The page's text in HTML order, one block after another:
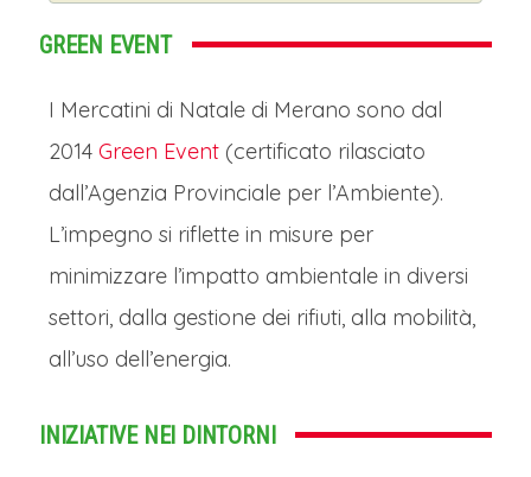
GREEN EVENT
I Mercatini di Natale di Merano sono dal
2014 Green Event (certificato rilasciato
dall’Agenzia Provinciale per l’Ambiente).
L’impegno si riflette in misure per
minimizzare l’impatto ambientale in diversi
settori, dalla gestione dei rifiuti, alla mobilità,
all’uso dell’energia.
INIZIATIVE NEI DINTORNI